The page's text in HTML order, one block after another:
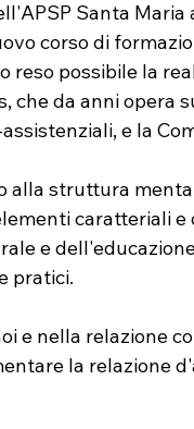
Santa
corso di
reso possibile la
che da anni
e la
alla struttura
caratteriali e
e
pratici.
e nella relazione
la relazione